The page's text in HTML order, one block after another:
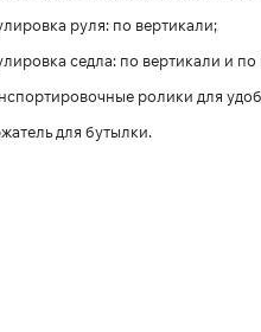
руля: по вертикали;
седла: по вертикали и
ролики для
для бутылки.